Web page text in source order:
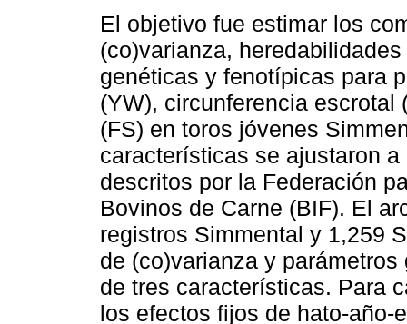
El objetivo fue estimar los
(co)varianza,
genéticas y fenotípicas para
(YW), circunferencia escrotal
(FS) en toros jóvenes
características se ajustaron
descritos por la Federación
Bovinos de Carne (BIF). El
registros Simmental y 1,259
de (co)varianza y
de tres características. Para
los efectos fijos de hato-año-